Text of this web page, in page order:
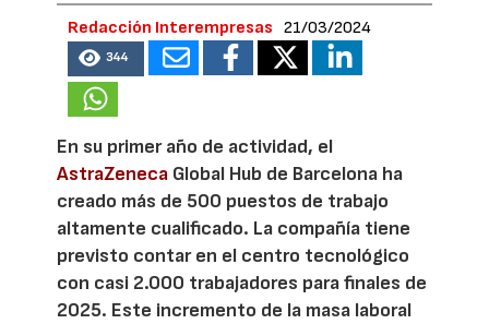
Redacción Interempresas 21/03/2024
344
En su primer año de actividad, el
AstraZeneca Global Hub de Barcelona ha
creado más de 500 puestos de trabajo
altamente cualificado. La compañía tiene
previsto contar en el centro tecnológico
con casi 2.000 trabajadores para finales de
2025. Este incremento de la masa laboral